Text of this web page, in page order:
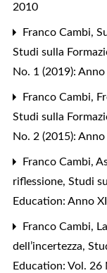
2010
Franco Cambi,
Studi sulla
No. 1 (2019):
Franco Cambi,
Studi sulla
No. 2 (2015):
Franco Cambi,
riflessione, Studi
Education: Anno
Franco Cambi,
dell’incertezza,
Education: Vol. 26